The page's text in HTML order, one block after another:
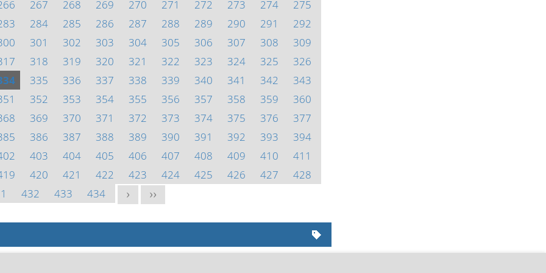
267 268 269 270 271 272 273 274
275
284 285 286 287 288 289 290 291
292
301 302 303 304 305 306 307 308
309
318 319 320 321 322 323 324 325
326
335 336 337 338 339 340 341 342
343
352 353 354 355 356 357 358 359
360
369 370 371 372 373 374 375 376
377
386 387 388 389 390 391 392 393
394
403 404 405 406 407 408 409 410
411
420 421 422 423 424 425 426 427
428
432 433 434 > >>